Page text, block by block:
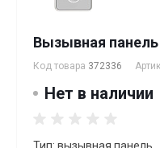
Вызывная панель
Код товара 372336
Нет в наличии